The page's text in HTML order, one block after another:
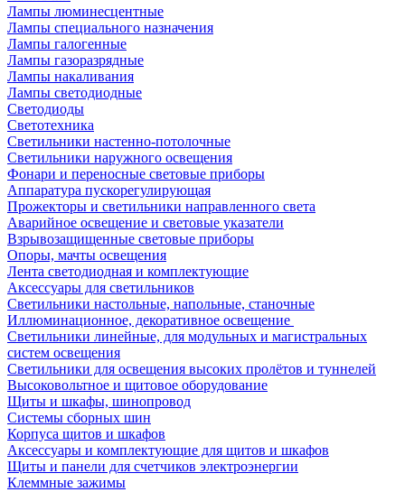
Лампы люминесцентные
Лампы специального назначения
Лампы галогенные
Лампы газоразрядные
Лампы накаливания
Лампы светодиодные
Светодиоды
Светотехника
Светильники настенно-потолочные
Светильники наружного освещения
Фонари и переносные световые приборы
Аппаратура пускорегулирующая
Прожекторы и светильники направленного света
Аварийное освещение и световые указатели
Взрывозащищенные световые приборы
Опоры, мачты освещения
Лента светодиодная и комплектующие
Аксессуары для светильников
Светильники настольные, напольные, станочные
Иллюминационное, декоративное освещение
Светильники линейные, для модульных и магистральных
систем освещения
Светильники для освещения высоких пролётов и туннелей
Высоковольтное и щитовое оборудование
Щиты и шкафы, шинопровод
Системы сборных шин
Корпуса щитов и шкафов
Аксессуары и комплектующие для щитов и шкафов
Щиты и панели для счетчиков электроэнергии
Клеммные зажимы